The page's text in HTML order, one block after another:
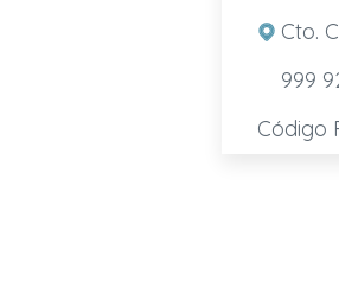
Cto.
999
Código